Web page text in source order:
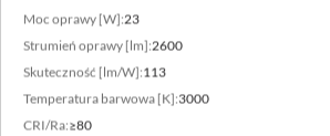
Moc oprawy [W]:23
Strumień oprawy [lm]:2600
Skuteczność [lm/W]:113
Temperatura barwowa [K]:3000
CRI/Ra:≥80
Zakres strumienia świetlnego
2600 - 3550 [lm]